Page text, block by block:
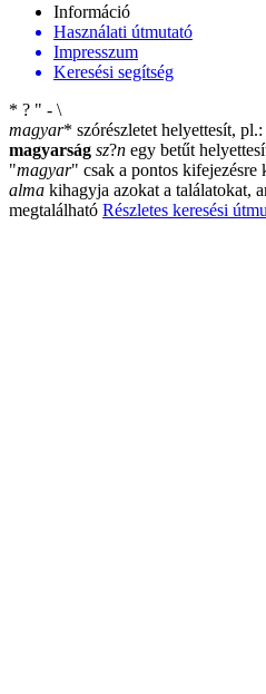
Információ
Használati útmutató
Impresszum
Keresési segítség
* ? " - \
magyar* szórészletet helyettesít, pl.:
magyarság sz?n egy betűt
"magyar" csak a pontos kifejezésre
alma kihagyja azokat a találatokat,
megtalálható Részletes keresési